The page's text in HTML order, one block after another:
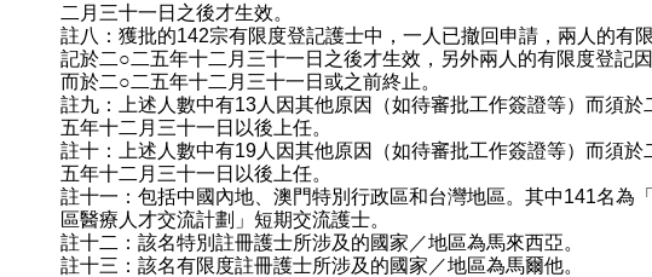
二月三十一日之後才生效。
註八：獲批的142宗有限度登記護士中，一人已撤回申請，兩人的有
記於二○二五年十二月三十一日之後才生效，另外兩人的有限度登記
而於二○二五年十二月三十一日或之前終止。
註九：上述人數中有13人因其他原因（如待審批工作簽證等）而須於
五年十二月三十一日以後上任。
註十：上述人數中有19人因其他原因（如待審批工作簽證等）而須於
五年十二月三十一日以後上任。
註十一：包括中國內地、澳門特別行政區和台灣地區。其中141名為
區醫療人才交流計劃」短期交流護士。
註十二：該名特別註冊護士所涉及的國家／地區為馬來西亞。
註十三：該名有限度註冊護士所涉及的國家／地區為馬爾他。